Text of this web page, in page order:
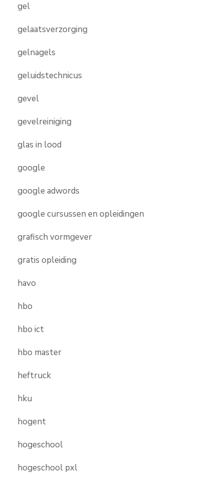
gel
gelaatsverzorging
gelnagels
geluidstechnicus
gevel
gevelreiniging
glas in lood
google
google adwords
google cursussen en opleidingen
grafisch vormgever
gratis opleiding
havo
hbo
hbo ict
hbo master
heftruck
hku
hogent
hogeschool
hogeschool pxl